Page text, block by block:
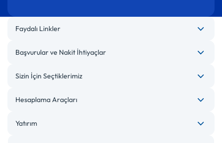
Faydalı Linkler
Başvurular ve Nakit İhtiyaçlar
Sizin İçin Seçtiklerimiz
Hesaplama Araçları
Yatırım